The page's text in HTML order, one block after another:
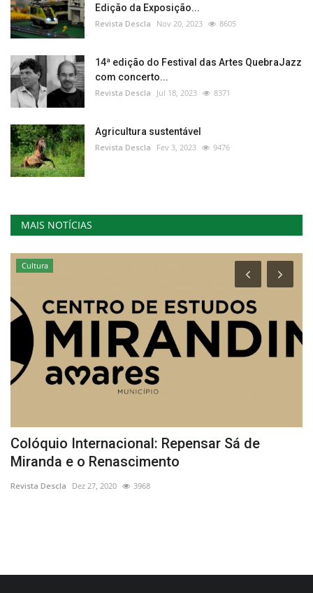
Edição da Exposição...
Revista Descla Nov 20, 2023 8605
14ª edição do Festival das Artes QuebraJazz
com concerto...
Revista Descla Jul 18, 2023 8371
Agricultura sustentável
Revista Descla Fev 3, 2023 9476
MAIS NOTÍCIAS
Cultura
Colóquio Internacional: Repensar Sá de
Miranda e o Renascimento
Revista Descla Dez 27, 2020 3968